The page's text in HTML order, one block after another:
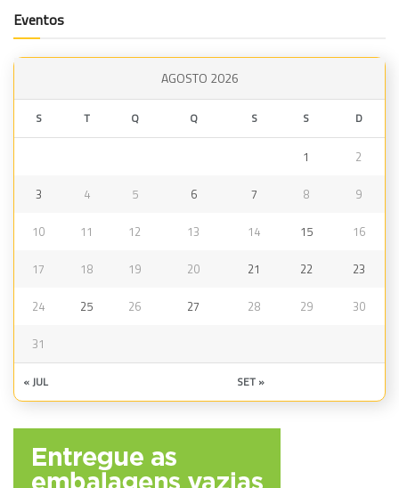
Eventos
AGOSTO 2026
S T Q Q S S D
1 2
3 4 5 6 7 8 9
10 11 12 13 14 15 16
17 18 19 20 21 22 23
24 25 26 27 28 29 30
31
« JUL SET »